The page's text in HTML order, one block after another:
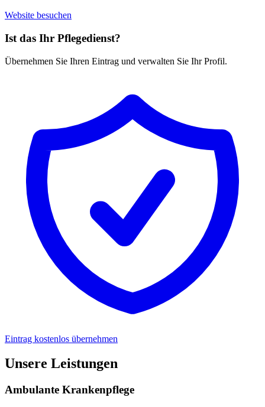
Website besuchen
Ist das Ihr Pflegedienst?
Übernehmen Sie Ihren Eintrag und verwalten Sie Ihr Profil.
Eintrag kostenlos übernehmen
Unsere Leistungen
Ambulante Krankenpflege